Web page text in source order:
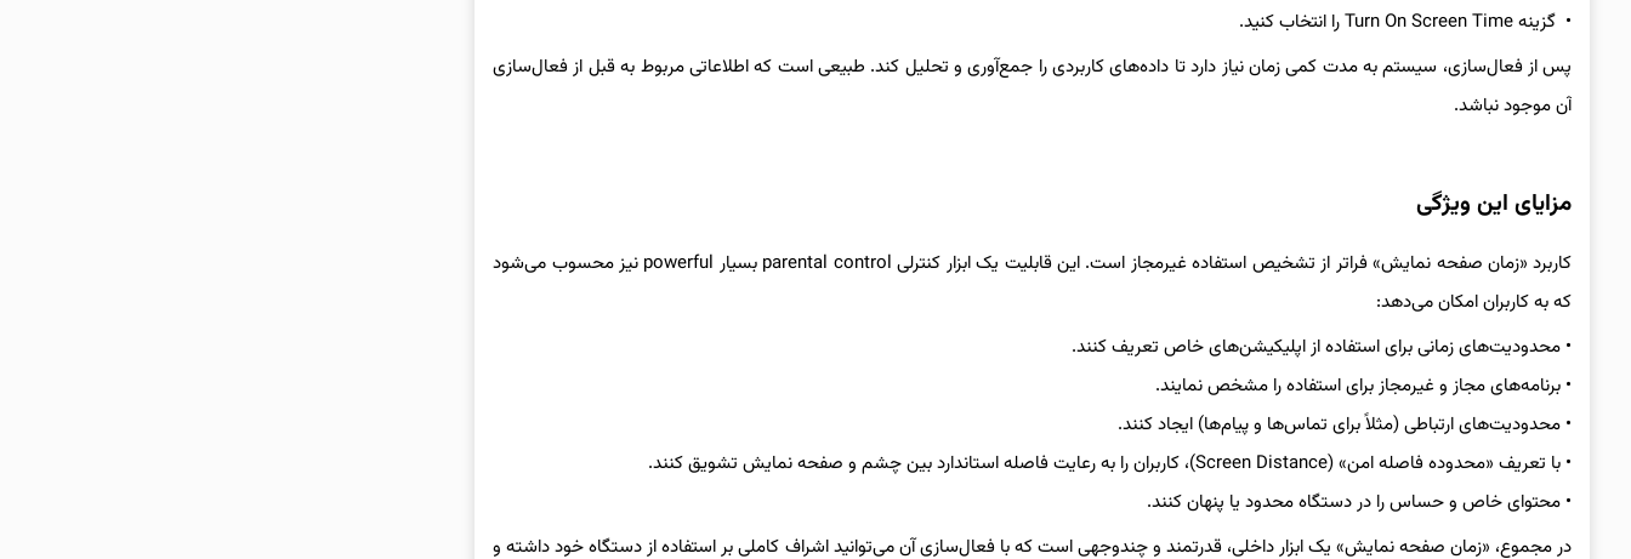
• گزینه Turn On Screen Time را انتخاب کنید.
پس از فعال‌سازی، سیستم به مدت کمی زمان نیاز دارد تا داده‌های کاربردی را جمع‌آوری و تحلیل کند. طبیعی است که اطلاعاتی مربوط به قبل از فعال‌سازی
آن موجود نباشد.
مزایای این ویژگی
کاربرد «زمان صفحه نمایش» فراتر از تشخیص استفاده غیرمجاز است. این قابلیت یک ابزار کنترلی parental control بسیار powerful نیز محسوب می‌شود
که به کاربران امکان می‌دهد:
• محدودیت‌های زمانی برای استفاده از اپلیکیشن‌های خاص تعریف کنند.
• برنامه‌های مجاز و غیرمجاز برای استفاده را مشخص نمایند.
• محدودیت‌های ارتباطی (مثلاً برای تماس‌ها و پیام‌ها) ایجاد کنند.
• با تعریف «محدوده فاصله امن» (Screen Distance)، کاربران را به رعایت فاصله استاندارد بین چشم و صفحه نمایش تشویق کنند.
• محتوای خاص و حساس را در دستگاه محدود یا پنهان کنند.
در مجموع، «زمان صفحه نمایش» یک ابزار داخلی، قدرتمند و چندوجهی است که با فعال‌سازی آن می‌توانید اشراف کاملی بر استفاده از دستگاه خود داشته و